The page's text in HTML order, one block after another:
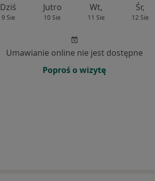
Dziś
9 Sie
Jutro
10 Sie
Wt,
11 Sie
Śr,
12 Sie
Umawianie online nie jest dostępne
Poproś o wizytę